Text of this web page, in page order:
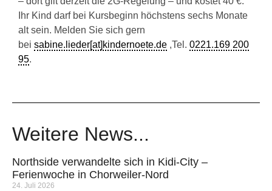
Ihr Kind darf bei Kursbeginn höchstens sechs Monate
alt sein. Melden Sie sich gern
bei sabine.lieder[at]kindernoete.de ,Tel. 0221.169 200
95.
Weitere News...
Northside verwandelte sich in Kidi-City –
Ferienwoche in Chorweiler-Nord
24. Juli 2026